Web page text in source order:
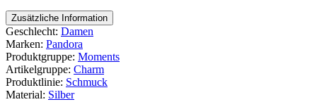
Zusätzliche Information
Geschlecht: Damen
Marken: Pandora
Produktgruppe: Moments
Artikelgruppe: Charm
Produktlinie: Schmuck
Material: Silber